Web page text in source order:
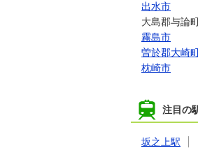
出水市
大島郡与論
霧島市
曽於郡大崎
枕崎市
注目の
坂之上駅